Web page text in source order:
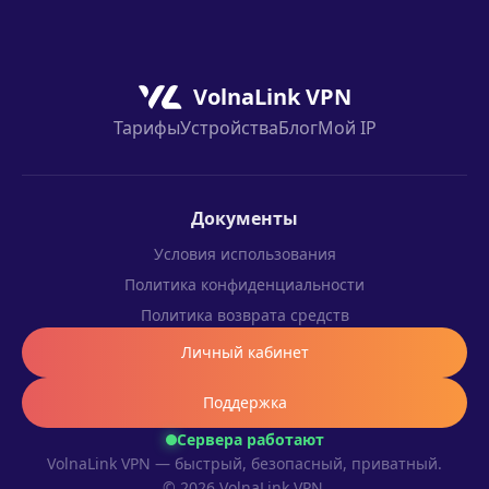
VolnaLink VPN
ТарифыУстройстваБлогМой IP
Сервера работают
VolnaLink VPN — быстрый, безопасный, приватный.
Документы
Условия использования
Политика конфиденциальности
Политика возврата средств
Личный кабинет
Поддержка